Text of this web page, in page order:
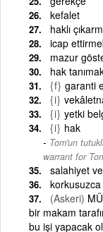
kefalet
haklı
icap
mazur
hak
{f} garanti
{i}
{i} yetki
{i} hak
Tom'un
warrant for
salahiyet
(Askeri)
bir makam
bu işi yapacak